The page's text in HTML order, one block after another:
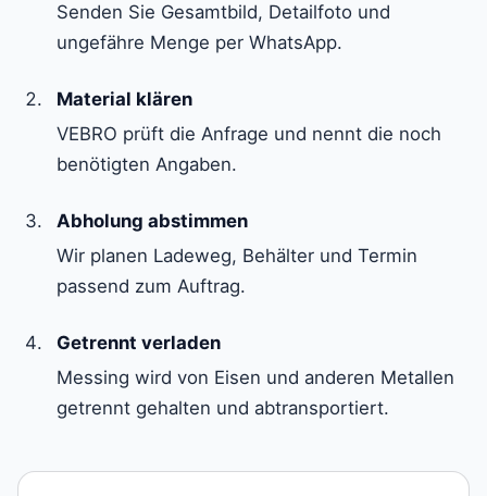
Senden Sie Gesamtbild, Detailfoto und
ungefähre Menge per WhatsApp.
Material klären
VEBRO prüft die Anfrage und nennt die noch
benötigten Angaben.
Abholung abstimmen
Wir planen Ladeweg, Behälter und Termin
passend zum Auftrag.
Getrennt verladen
Messing wird von Eisen und anderen Metallen
getrennt gehalten und abtransportiert.